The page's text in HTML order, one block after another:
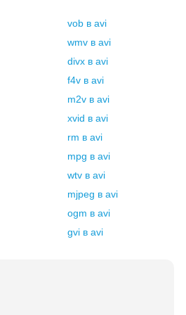
vob в avi
wmv в avi
divx в avi
f4v в avi
m2v в avi
xvid в avi
rm в avi
mpg в avi
wtv в avi
mjpeg в avi
ogm в avi
gvi в avi